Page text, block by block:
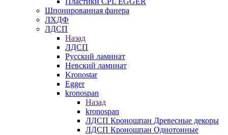
Шпонированная фанера
ЛХДФ
ЛДСП
Назад
ЛДСП
Русский ламинат
Невский ламинат
Kronostar
Egger
kronospan
Назад
kronospan
ЛДСП Кроношпан Древесные декоры
ЛДСП Кроношпан Однотонные